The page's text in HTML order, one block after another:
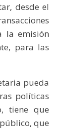
desde el
la emisión
para las
pueda
políticas
tiene que
que